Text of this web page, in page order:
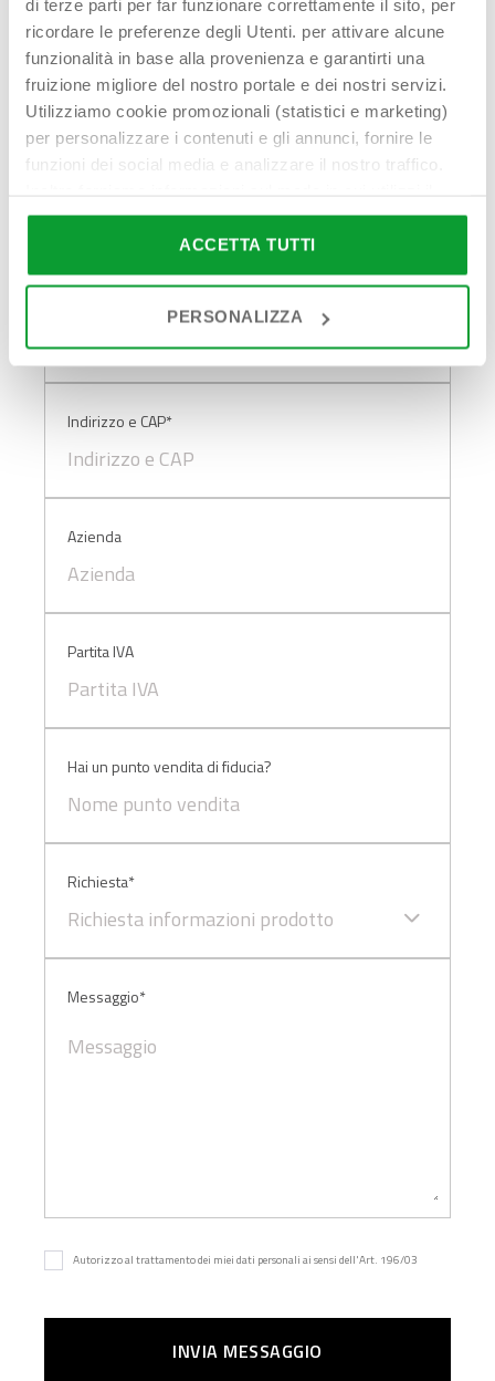
di terze parti per far funzionare correttamente il sito, per
ricordare le preferenze degli Utenti. per attivare alcune
funzionalità in base alla provenienza e garantirti una
fruizione migliore del nostro portale e dei nostri servizi.
Utilizziamo cookie promozionali (statistici e marketing)
per personalizzare i contenuti e gli annunci, fornire le
funzioni dei social media e analizzare il nostro traffico.
nostro sito ai nostri partner che si occupano di analisi dei
dati web, pubblicità e social media, i quali potrebbero
combinarle con altre informazioni che hai fornito loro o
Cliccando su “PERSONALIZZA“ potrai scegliere quali
cookie potranno essere implementati ad esclusione di
implementare tutti i cookie. Chiudendo questo banner
verranno installati i soli cookie necessari al
sopra.
ACCETTA TUTTI
PERSONALIZZA
Nome Cognome*
Indirizzo e CAP*
Azienda
Partita IVA
Hai un punto vendita di fiducia?
Richiesta*
Richiesta informazioni prodotto
Messaggio*
Autorizzo al trattamento dei miei dati personali ai sensi dell'Art. 196/03